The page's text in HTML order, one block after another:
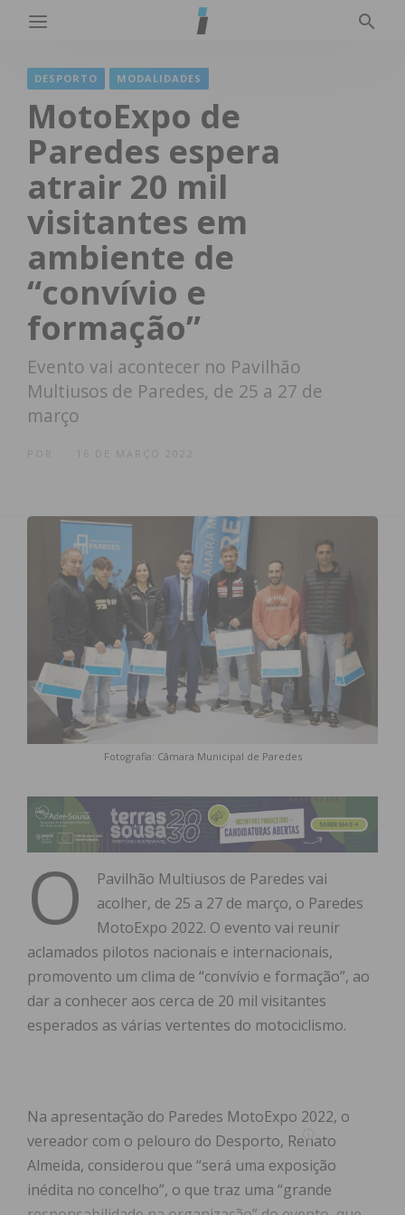
DESPORTO MODALIDADES
MotoExpo de
Paredes espera
atrair 20 mil
visitantes em
ambiente de
“convívio e
formação”
Evento vai acontecer no Pavilhão
Multiusos de Paredes, de 25 a 27 de
março
16 DE MARÇO 2022
Fotografia: Câmara Municipal de Paredes
O
Pavilhão Multiusos de Paredes vai
acolher, de 25 a 27 de março, o Paredes
MotoExpo 2022. O evento vai reunir
aclamados pilotos nacionais e internacionais,
promovento um clima de “convívio e formação”, ao
dar a conhecer aos cerca de 20 mil visitantes
esperados as várias vertentes do motociclismo.
Na apresentação do Paredes MotoExpo 2022, o
vereador com o pelouro do Desporto, Renato
Almeida, considerou que “será uma exposição
inédita no concelho”, o que traz uma “grande